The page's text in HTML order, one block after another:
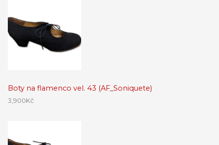
Boty na flamenco vel. 43 (AF_Soniquete)
3,900Kč